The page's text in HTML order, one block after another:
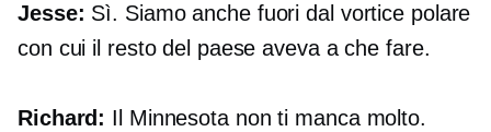
Jesse: Sì. Siamo anche fuori dal vortice polare
con cui il resto del paese aveva a che fare.
Richard: Il Minnesota non ti manca molto.